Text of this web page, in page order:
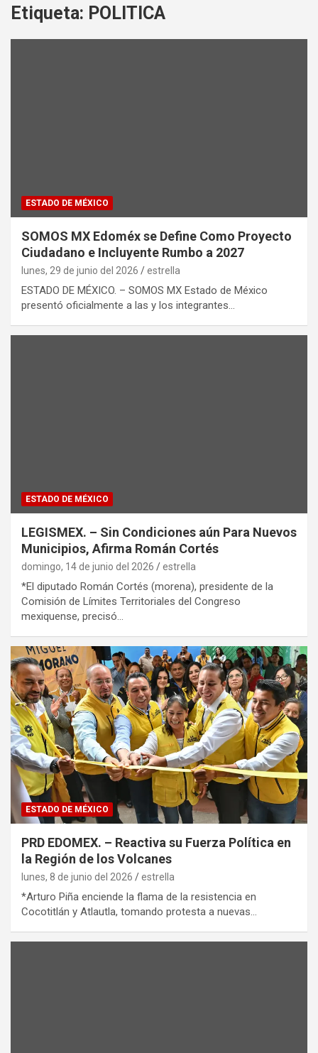
Etiqueta: POLITICA
ESTADO DE MÉXICO
SOMOS MX Edoméx se Define Como Proyecto
Ciudadano e Incluyente Rumbo a 2027
lunes, 29 de junio del 2026 estrella
ESTADO DE MÉXICO. – SOMOS MX Estado de México
presentó oficialmente a las y los integrantes…
ESTADO DE MÉXICO
LEGISMEX. – Sin Condiciones aún Para Nuevos
Municipios, Afirma Román Cortés
domingo, 14 de junio del 2026 estrella
*El diputado Román Cortés (morena), presidente de la
Comisión de Límites Territoriales del Congreso
mexiquense, precisó…
ESTADO DE MÉXICO
PRD EDOMEX. – Reactiva su Fuerza Política en
la Región de los Volcanes
lunes, 8 de junio del 2026 estrella
*Arturo Piña enciende la flama de la resistencia en
Cocotitlán y Atlautla, tomando protesta a nuevas…